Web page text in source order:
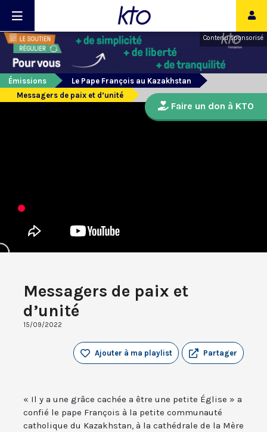
Contenu sponsorisé
Émissions
Le Pape François au Kazakhstan
Messagers de paix et d’unité
Messagers de paix et
d’unité
15/09/2022
Partager
Ajouter à ma playlist
« Il y a une grâce cachée a être une petite Église » a
confié le pape François à la petite communauté
catholique du Kazakhstan, à la cathédrale de la Mère
Faire un don à KTO